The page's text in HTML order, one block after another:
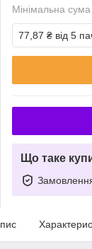
Мінімальна
77,87 ₴ від 5
Що таке